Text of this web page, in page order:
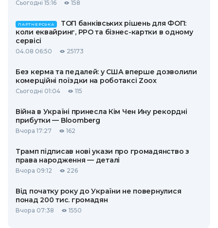
Сьогодні 15:16 158
ПАРТНЕРСЬКА
ТОП банківських рішень для ФОП:
коли еквайринг, РРО та бізнес-картки в одному
сервісі
04.08 06:50 25173
Без керма та педалей: у США вперше дозволили
комерційні поїздки на роботаксі Zoox
Сьогодні 01:04 115
Війна в Україні принесла Кім Чен Ину рекордні
прибутки — Bloomberg
Вчора 17:27 162
Трамп підписав нові укази про громадянство з
права народження — деталі
Вчора 09:12 226
Від початку року до України не повернулися
понад 200 тис. громадян
Вчора 07:38 1550